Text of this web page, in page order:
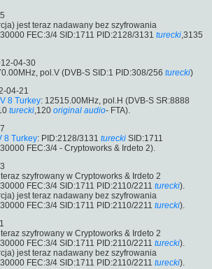
jest teraz nadawany bez szyfrowania
FEC:3/4 SID:1711 PID:2128/3131 turecki,3135
04-30
pol.V (DVB-S SID:1 PID:308/256 turecki)
04-21
8 Turkey: 12515.00MHz, pol.H (DVB-S SR:8888
turecki,120 original audio- FTA).
8 Turkey: PID:2128/3131 turecki SID:1711
FEC:3/4 - Cryptoworks & Irdeto 2).
szyfrowany w Cryptoworks & Irdeto 2
FEC:3/4 SID:1711 PID:2110/2211 turecki).
jest teraz nadawany bez szyfrowania
FEC:3/4 SID:1711 PID:2110/2211 turecki).
szyfrowany w Cryptoworks & Irdeto 2
FEC:3/4 SID:1711 PID:2110/2211 turecki).
jest teraz nadawany bez szyfrowania
FEC:3/4 SID:1711 PID:2110/2211 turecki).